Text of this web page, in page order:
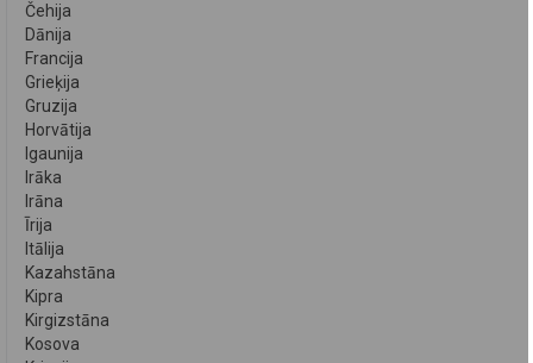
Čehija
Dānija
Francija
Grieķija
Gruzija
Horvātija
Igaunija
Irāka
Irāna
Īrija
Itālija
Kazahstāna
Kipra
Kirgizstāna
Kosova